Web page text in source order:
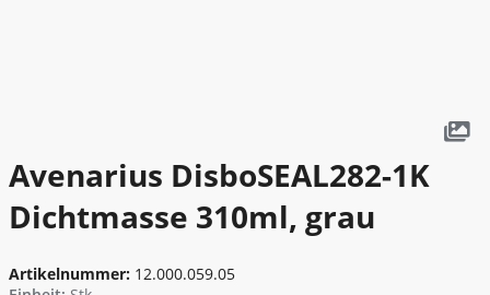
Heizen - Klima - Winterbedarf
Malen - Mauern - Fliesenlegen
Avenarius DisboSEAL282-1K
Dichtmasse 310ml, grau
Artikelnummer: 12.000.059.05